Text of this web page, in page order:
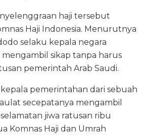
haji tersebut
Haji Indonesia. Menurutnya
selaku kepala negara
sikap tanpa harus
pemerintah Arab Saudi.
kepala pemerintahan dari sebuah
secepatanya mengambil
jiwa ratusan ribu
Komnas Haji dan Umrah